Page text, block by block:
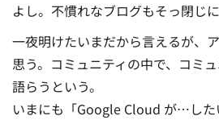
よし。不慣れなブログもそっ閉じに
一夜明けたいまだから言えるが、
思う。コミュニティの中で、コミ
語らうという。
いまにも「Google Cloud が…した